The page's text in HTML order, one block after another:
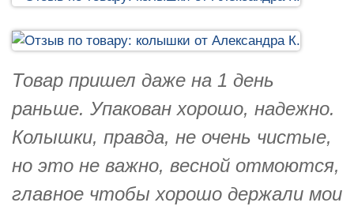
Товар пришел даже на 1 день
раньше. Упакован хорошо, надежно.
Колышки, правда, не очень чистые,
но это не важно, весной отмоются,
главное чтобы хорошо держали мои